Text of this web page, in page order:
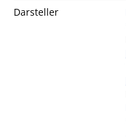
Darsteller